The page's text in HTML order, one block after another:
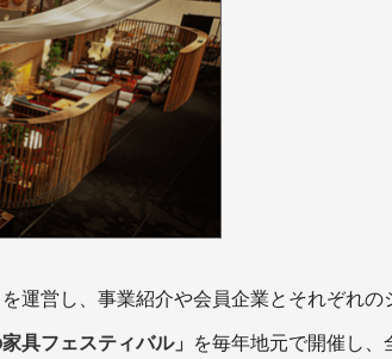
運営し、事業紹介や会員企業とそれぞれの
家具フェスティバル」
を毎年地元で開催し、